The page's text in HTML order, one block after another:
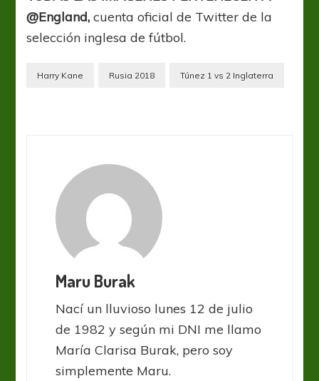
@England, cuenta oficial de Twitter de la
selección inglesa de fútbol.
Harry Kane Rusia 2018 Túnez 1 vs 2 Inglaterra
Maru Burak
Nací un lluvioso lunes 12 de julio
de 1982 y según mi DNI me llamo
María Clarisa Burak, pero soy
simplemente Maru.